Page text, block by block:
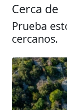
Cerca de
Prueba
cercanos.